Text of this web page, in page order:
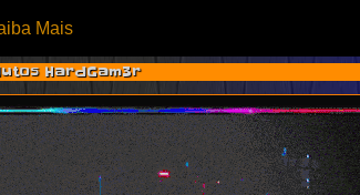
Mais
HardGam3r